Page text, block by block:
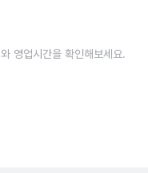
영업시간을 확인해보세요.